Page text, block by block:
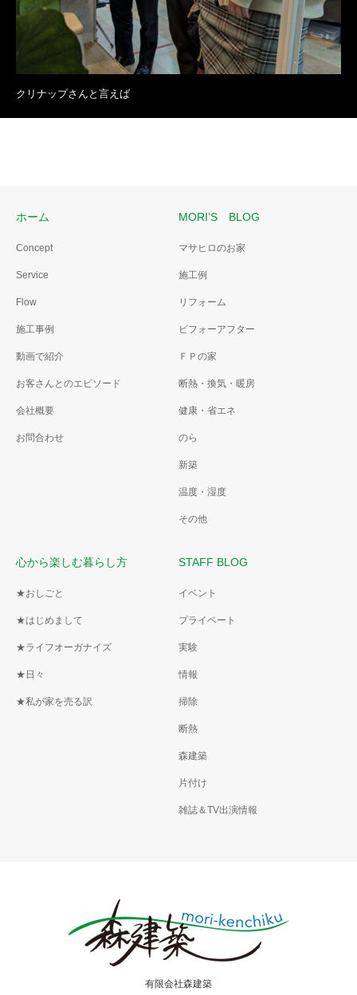
クリナップさんと言えば
ホーム
Concept
Service
Flow
施工事例
動画で紹介
お客さんとのエピソード
会社概要
お問合わせ
MORI’S BLOG
マサヒロのお家
施工例
リフォーム
ビフォーアフター
ＦＰの家
断熱・換気・暖房
健康・省エネ
のら
新築
温度・湿度
その他
心から楽しむ暮らし方
★おしごと
★はじめまして
★ライフオーガナイズ
★日々
★私が家を売る訳
STAFF BLOG
イベント
プライベート
実験
情報
掃除
断熱
森建築
片付け
雑誌＆TV出演情報
有限会社森建築